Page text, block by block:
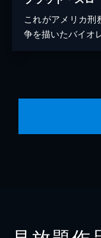
これがアメリカ
争を描いたバイオ